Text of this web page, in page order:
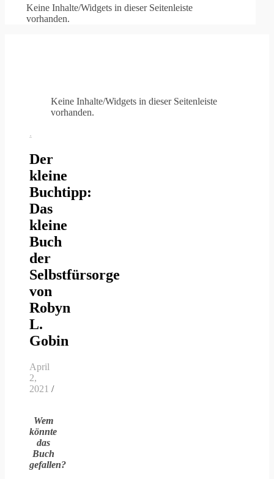
Keine Inhalte/Widgets in dieser Seitenleiste
vorhanden.
Keine Inhalte/Widgets in dieser Seitenleiste
vorhanden.
.
Der
kleine
Buchtipp:
Das
kleine
Buch
der
Selbstfürsorge
von
Robyn
L.
Gobin
April
2,
2021 /
Wem
könnte
das
Buch
gefallen?